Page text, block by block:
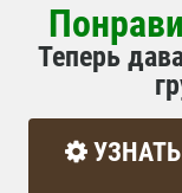
Теперь